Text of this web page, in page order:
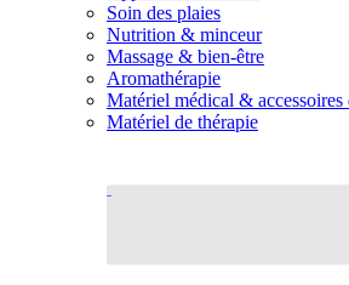
Soin des plaies
Nutrition & minceur
Massage & bien-être
Aromathérapie
Matériel médical & accessoires
Matériel de thérapie